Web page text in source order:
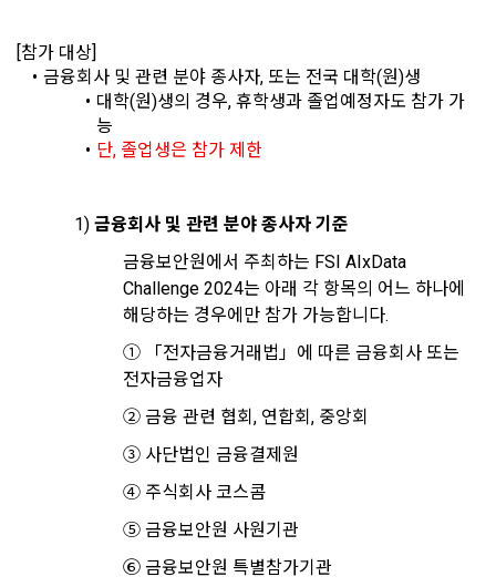
소셜 계정으로 로그인
아직 데이콘 계정이 없나요? 회원가입
로그인 하시려면 아래 이메일로 인증이 필요합니다. 이메일을 다
데이콘 회원가입을 환영합니다. 메일 인증은 데이콘 회원가입
“별도약관”)을 둘 수 있으며, 그 내용이 이 약관과 충돌하는 경우
“별도약관”이 우선하여 적용된다.
4. “회사”의 영업상 중요한 사유 또는 관계 법령에 의한 변경사
유가 있을 때, 약관을 변경할 수 있으며, 약관을 개정할 경우에는
적용일자 및 개정사유를 명시하여 현행 약관과 함께 “회사” 홈페
5. '회사' 약관의 조항에 따른 정책을 제정 및 변경할 권리를 가지
며, 정책 또한 개정될 시에는 적용일자와 개정사유를 명시하여
“회사” 홈페이지의 공지게시판에 그 적용일자 7일 이전부터 적
용일자 전일까지 공지한다.
6. "회원"은 변경된 약관에 대해 거부할 권리가 있다. "회원"은 변
경된 약관이 공지된 지 15일 이내에 거부의사를 표명할 수 있다.
"회원"이 거부하는 경우 본 서비스 제공자인 "회사"는 15일의 기
간을 정하여 "회원"에게 사전 통지 후 당해 "회원"과의 계약을 해
에 따라 시행일 이후에 "서비스"를 이용하는 경우에는 동의한 것
으로 간주한다.
가. 수집하는 개인정보의 항목
1) 회원가입 시 수집하는 항목
필수 항목 : 아이디, 비밀번호, 이름, 닉네임, 이메일
데이콘 내의 개별 서비스 이용, 상금 및 상품 지급 과정에서 해당
서비스의 이용자에 한해 추가 개인정보 수집이 발생할 수 있습
니다. 추가로 개인정보를 수집할 경우에는 해당 개인정보 수집
시점에서 이용자에게 ‘수집하는 개인정보 항목, 개인정보의 수
집 및 이용목적, 개인정보의 보관기간’에 대해 안내 드리고 동의
2) 데이콘 인재풀 등록 시 수집하는 항목
필수 항목: 이름, 이메일, 핸드폰 번호, 경력, 신입/경력 해당 사항
여부, 사용 가능한 프로그래밍 언어 및 사용 경험, 프로젝트 또는
대회 코드 링크1개, 구직 의향, 희망근무지역
선택 항목: 프로젝트 또는 대회 코드 링크(추가분), 기타 수상 경
[참가 대상]
금융회사 및 관련 분야 종사자, 또는 전국 대학(원)생
대학(원)생의 경우, 휴학생과 졸업예정자도 참가 가
능
단, 졸업생은 참가 제한
1) 금융회사 및 관련 분야 종사자 기준
금융보안원에서 주최하는 FSI AIxData
Challenge 2024는 아래 각 항목의 어느 하나에
해당하는 경우에만 참가 가능합니다.
① 「전자금융거래법」에 따른 금융회사 또는
전자금융업자
② 금융 관련 협회, 연합회, 중앙회
③ 사단법인 금융결제원
④ 주식회사 코스콤
⑤ 금융보안원 사원기관
⑥ 금융보안원 특별참가기관